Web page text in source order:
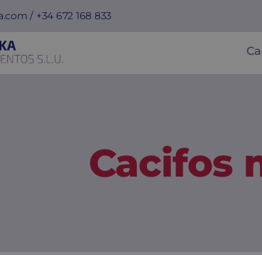
/ +34 672 168 833
Cacifos